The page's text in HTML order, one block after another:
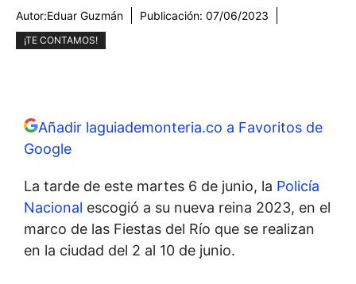
Autor:Eduar Guzmán Publicación: 07/06/2023
¡TE CONTAMOS!
Añadir laguiademonteria.co a Favoritos de
Google
La tarde de este martes 6 de junio, la Policía
Nacional escogió a su nueva reina 2023, en el
marco de las Fiestas del Río que se realizan
en la ciudad del 2 al 10 de junio.